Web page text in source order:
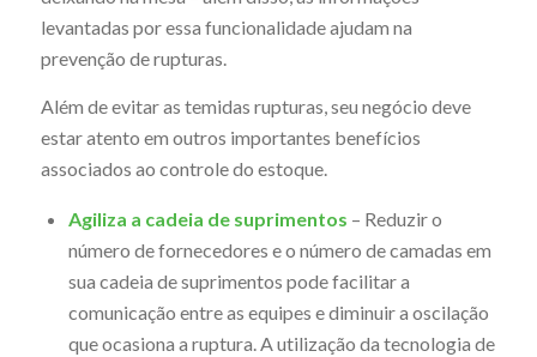
levantadas por essa funcionalidade ajudam na
prevenção de rupturas.
Além de evitar as temidas rupturas, seu negócio deve
estar atento em outros importantes benefícios
associados ao controle do estoque.
Agiliza a cadeia de suprimentos – Reduzir o
número de fornecedores e o número de camadas em
sua cadeia de suprimentos pode facilitar a
comunicação entre as equipes e diminuir a oscilação
que ocasiona a ruptura. A utilização da tecnologia de